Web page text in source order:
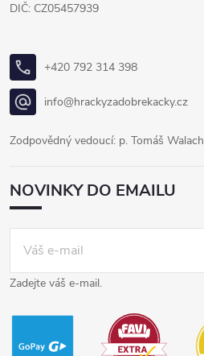
DIČ: CZ05457939
+420 792 314 398
info@hrackyzadobrekacky.cz
Zodpovědný vedoucí: p. Tomáš Walach
NOVINKY DO EMAILU
Zadejte váš e-mail.